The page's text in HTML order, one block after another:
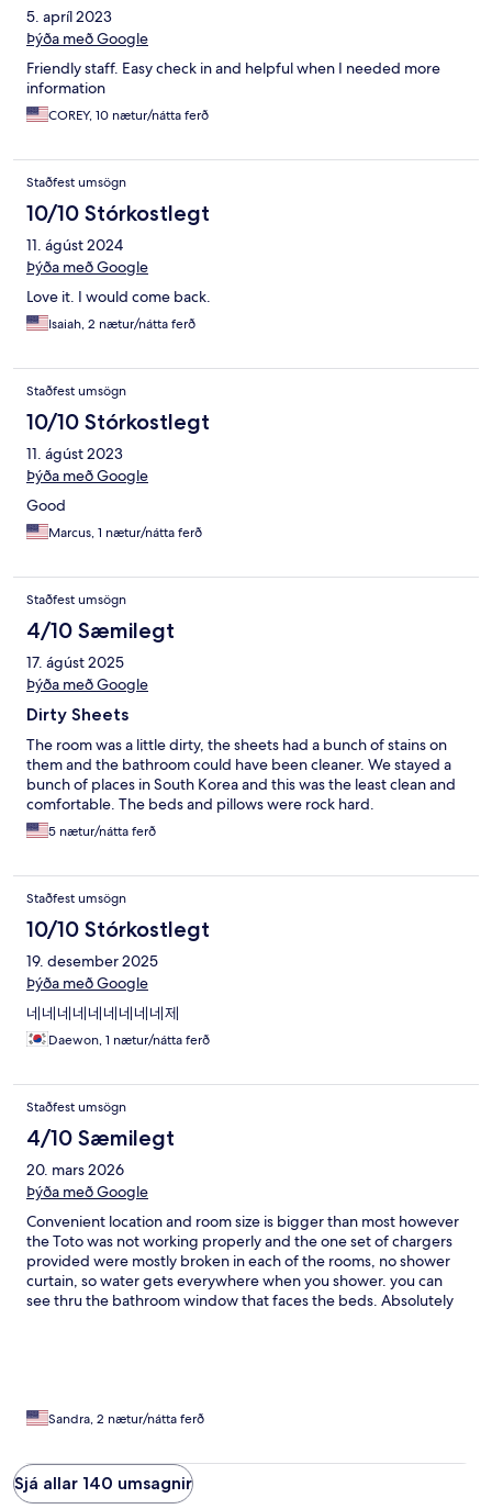
5. apríl 2023
Þýða með Google
Friendly staff. Easy check in and helpful when I needed more
information
COREY, 10 nætur/nátta ferð
Staðfest umsögn
10/10 Stórkostlegt
11. ágúst 2024
Þýða með Google
Love it. I would come back.
Isaiah, 2 nætur/nátta ferð
Staðfest umsögn
10/10 Stórkostlegt
11. ágúst 2023
Þýða með Google
Good
Marcus, 1 nætur/nátta ferð
Staðfest umsögn
4/10 Sæmilegt
17. ágúst 2025
Þýða með Google
Dirty Sheets
The room was a little dirty, the sheets had a bunch of stains on
them and the bathroom could have been cleaner. We stayed a
bunch of places in South Korea and this was the least clean and
comfortable. The beds and pillows were rock hard.
5 nætur/nátta ferð
Staðfest umsögn
10/10 Stórkostlegt
19. desember 2025
Þýða með Google
네네네네네네네네네제
Daewon, 1 nætur/nátta ferð
Staðfest umsögn
4/10 Sæmilegt
20. mars 2026
Þýða með Google
Convenient location and room size is bigger than most however
the Toto was not working properly and the one set of chargers
provided were mostly broken in each of the rooms, no shower
curtain, so water gets everywhere when you shower. you can
see thru the bathroom window that faces the beds. Absolutely
Sandra, 2 nætur/nátta ferð
Sjá allar 140 umsagnir